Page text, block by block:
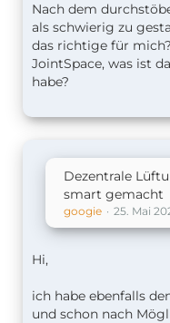
Nach dem
als schwierig zu
das richtige für
JointSpace, was ist
habe?
Dezentrale
smart gemacht
googie 25. Mai
Hi,
ich habe ebenfalls
und schon nach